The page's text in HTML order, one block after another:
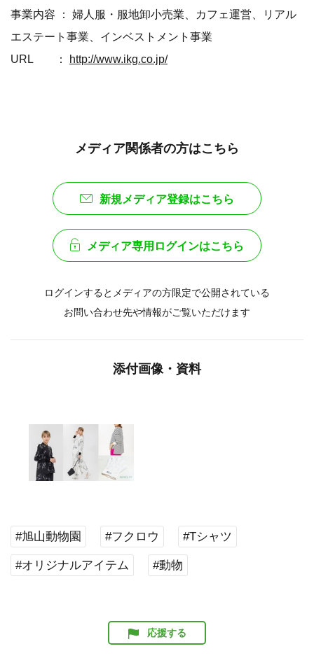
事業内容 ： 婦人服・服地卸小売業、カフェ運営、リアル
エステート事業、インベストメント事業
URL ：
http://www.ikg.co.jp/
メディア関係者の方はこちら
新規メディア登録はこちら
メディア専用ログインはこちら
ログインするとメディアの方限定で公開されている
お問い合わせ先や情報がご覧いただけます
添付画像・資料
#旭山動物園 #フクロウ #Tシャツ
#オリジナルアイテム #動物
応援する